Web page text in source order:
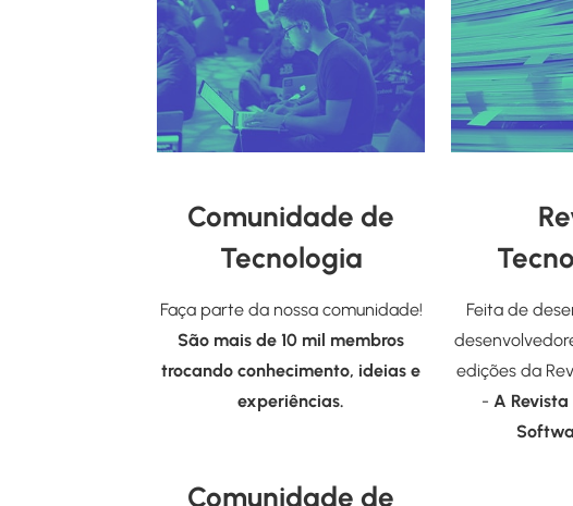
Comunidade de
Tecnologia
Faça parte da nossa comunidade!
São mais de 10 mil membros
trocando conhecimento, ideias e
experiências.
Comunidade de
Feita de
edições da
- A